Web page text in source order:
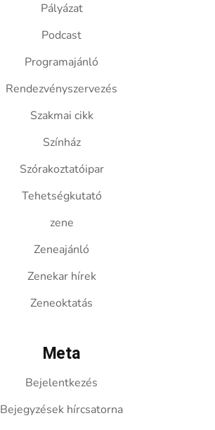
Pályázat
Podcast
Programajánló
Rendezvényszervezés
Szakmai cikk
Színház
Szórakoztatóipar
Tehetségkutató
zene
Zeneajánló
Zenekar hírek
Zeneoktatás
Meta
Bejelentkezés
Bejegyzések hírcsatorna